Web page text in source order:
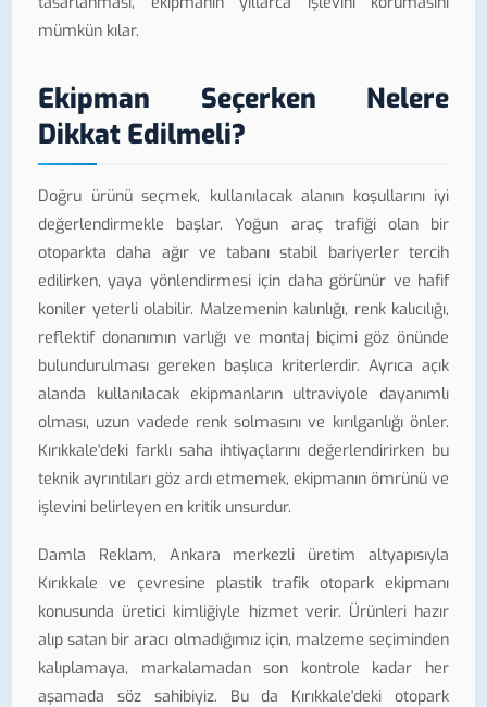
mümkün kılar.
Ekipman Seçerken Nelere
Dikkat Edilmeli?
Doğru ürünü seçmek, kullanılacak alanın koşullarını iyi
değerlendirmekle başlar. Yoğun araç trafiği olan bir
otoparkta daha ağır ve tabanı stabil bariyerler tercih
edilirken, yaya yönlendirmesi için daha görünür ve hafif
koniler yeterli olabilir. Malzemenin kalınlığı, renk kalıcılığı,
reflektif donanımın varlığı ve montaj biçimi göz önünde
bulundurulması gereken başlıca kriterlerdir. Ayrıca açık
alanda kullanılacak ekipmanların ultraviyole dayanımlı
olması, uzun vadede renk solmasını ve kırılganlığı önler.
Kırıkkale'deki farklı saha ihtiyaçlarını değerlendirirken bu
teknik ayrıntıları göz ardı etmemek, ekipmanın ömrünü ve
işlevini belirleyen en kritik unsurdur.
Damla Reklam, Ankara merkezli üretim altyapısıyla
Kırıkkale ve çevresine plastik trafik otopark ekipmanı
konusunda üretici kimliğiyle hizmet verir. Ürünleri hazır
alıp satan bir aracı olmadığımız için, malzeme seçiminden
kalıplamaya, markalamadan son kontrole kadar her
aşamada söz sahibiyiz. Bu da Kırıkkale'deki otopark